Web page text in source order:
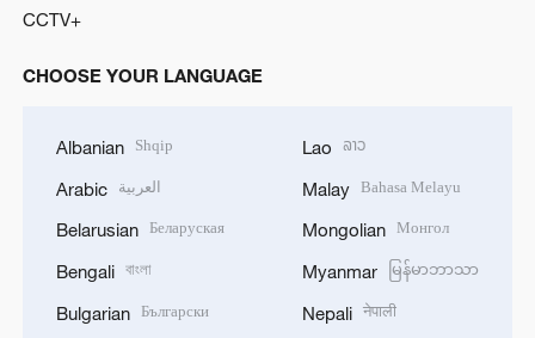
CCTV+
CHOOSE YOUR LANGUAGE
Albanian Shqip
Arabic العربية
Belarusian Беларуская
Bengali বাংলা
Bulgarian Български
Lao ລາວ
Malay Bahasa Melayu
Mongolian Монгол
Myanmar မြန်မာဘာသာ
Nepali नेपाली